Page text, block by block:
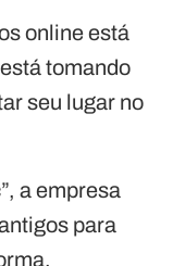
online está
está tomando
seu lugar no
a empresa
para